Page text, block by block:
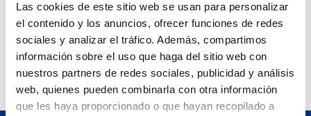
Las cookies de este sitio web se usan para personalizar
el contenido y los anuncios, ofrecer funciones de redes
sociales y analizar el tráfico. Además, compartimos
información sobre el uso que haga del sitio web con
nuestros partners de redes sociales, publicidad y análisis
web, quienes pueden combinarla con otra información
que les haya proporcionado o que hayan recopilado a